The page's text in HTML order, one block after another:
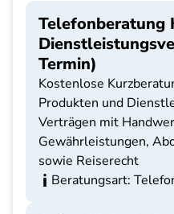
Telefonberatung
Termin)
Kostenlose
Produkten und
Verträgen mit
Gewährleistungen,
sowie Reiserecht
Beratungsart: